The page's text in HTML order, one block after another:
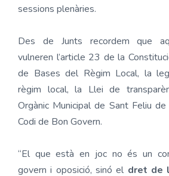
sessions plenàries.
Des de Junts recordem que
vulneren l’article 23 de la
de Bases del Règim Local, la
règim local, la Llei de
Orgànic Municipal de Sant Feliu
Codi de Bon Govern.
“El que està en joc no és un
govern i oposició, sinó el dret de